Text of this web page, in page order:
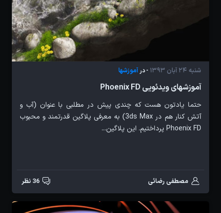
شنبه 24 آبان 1393 - درآموزشها
آموزشهای ویدئویی Phoenix FD
حتما یادتون هست که چندی پیش در مطلبی با عنوان (آب و
آتش کنار هم در 3ds Max) به معرفی پلاگین قدرتمند و محبوب
Phoenix FD پرداختیم. این پلاگین...
مصطفی رضائی 36 نظر